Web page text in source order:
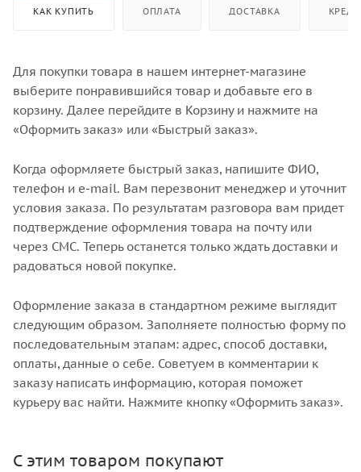
КАК КУПИТЬ ОПЛАТА ДОСТАВКА
Для покупки товара в нашем интернет-магазине
выберите понравившийся товар и добавьте его в
корзину. Далее перейдите в Корзину и нажмите на
«Оформить заказ» или «Быстрый заказ».
Когда оформляете быстрый заказ, напишите ФИО,
телефон и e-mail. Вам перезвонит менеджер и уточнит
условия заказа. По результатам разговора вам придет
подтверждение оформления товара на почту или
через СМС. Теперь останется только ждать доставки и
радоваться новой покупке.
Оформление заказа в стандартном режиме выглядит
следующим образом. Заполняете полностью форму по
последовательным этапам: адрес, способ доставки,
оплаты, данные о себе. Советуем в комментарии к
заказу написать информацию, которая поможет
курьеру вас найти. Нажмите кнопку «Оформить заказ».
С этим товаром покупают